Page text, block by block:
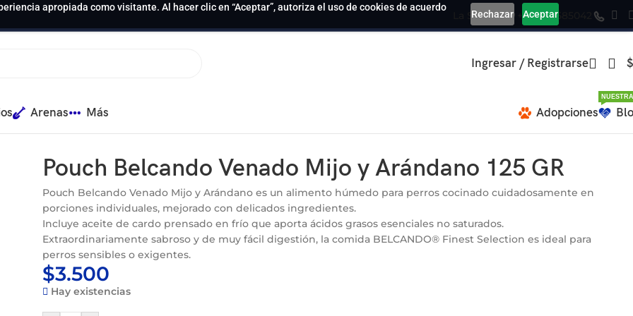
apropiada como visitante. Al hacer clic en “Aceptar”, autoriza el uso de cookies de acuerdo
Rechazar Aceptar
La Serena +569 39585042
Ingresar / Registrarse $
Arenas Más Adopciones
125 GR
Pouch Belcando Venado Mijo y Arándano 125 GR
Pouch Belcando Venado Mijo y Arándano es un alimento húmedo para perros cocinado cuidadosamente en
porciones individuales, mejorado con delicados ingredientes.
Incluye aceite de cardo prensado en frío que aporta ácidos grasos esenciales no saturados.
Extraordinariamente sabroso y de muy fácil digestión, la comida BELCANDO® Finest Selection es ideal para
perros sensibles o exigentes.
$3.500
Hay existencias